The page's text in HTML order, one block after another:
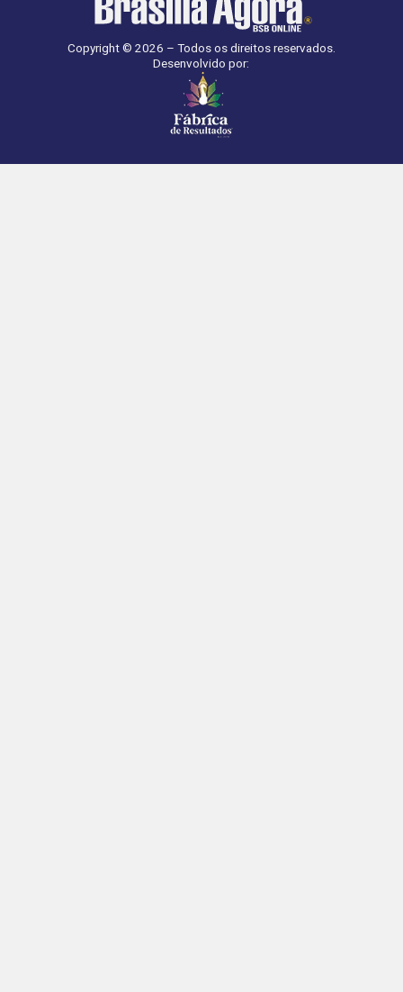
Copyright © 2026 – Todos os direitos reservados.
Desenvolvido por: